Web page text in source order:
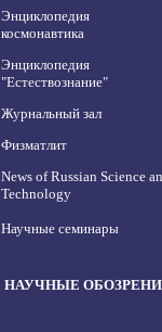
Энциклопедия
космонавтика
Энциклопедия
"Естествознание"
Журнальный зал
Физматлит
News of Russian Science
Technology
Научные семинары
НАУЧНЫЕ